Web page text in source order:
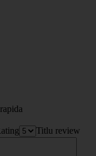
Titlu review